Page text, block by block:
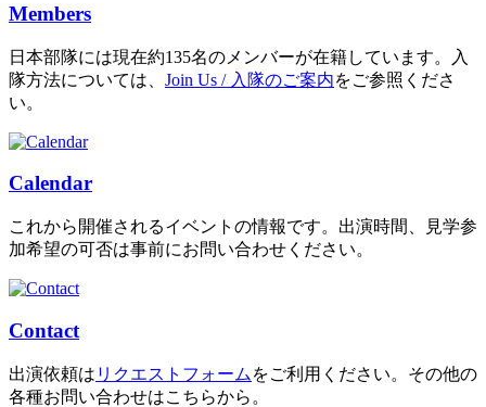
Members
日本部隊には現在約135名のメンバーが在籍しています。入
隊方法については、 Join Us / 入隊のご案内をご参照くださ
い。
Calendar
これから開催されるイベントの情報です。出演時間、見学参
加希望の可否は事前にお問い合わせください。
Contact
出演依頼は リクエストフォーム をご利用ください。その他の
各種お問い合わせはこちらから。